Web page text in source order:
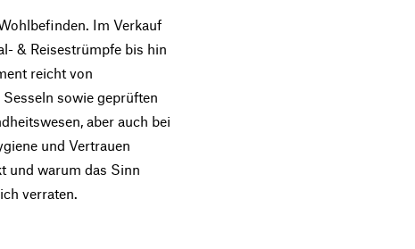
Im Verkauf
& Reisestrümpfe bis hin
reicht von
sowie geprüften
aber auch bei
und Vertrauen
und warum das Sinn
verraten.